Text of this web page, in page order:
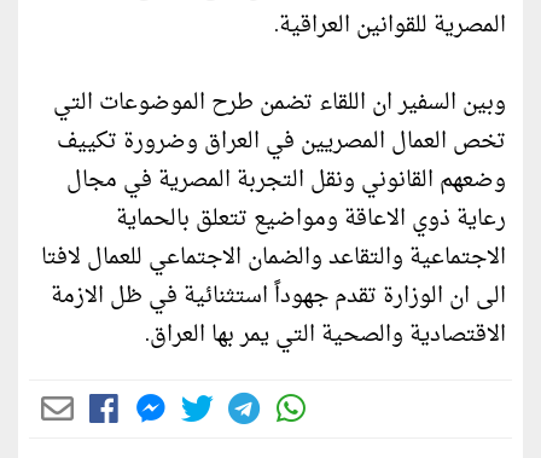
المصرية للقوانين العراقية.
وبين السفير ان اللقاء تضمن طرح الموضوعات التي
تخص العمال المصريين في العراق وضرورة تكييف
وضعهم القانوني ونقل التجربة المصرية في مجال
رعاية ذوي الاعاقة ومواضيع تتعلق بالحماية
الاجتماعية والتقاعد والضمان الاجتماعي للعمال لافتا
الى ان الوزارة تقدم جهوداً استثنائية في ظل الازمة
الاقتصادية والصحية التي يمر بها العراق.